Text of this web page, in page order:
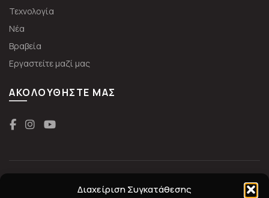
Διαχείριση Συγκατάθεσης
Τεχνολογία
Νέα
Βραβεία
Εργαστείτε μαζί μας
ΑΚΟΛΟΥΘΉΣΤΕ ΜΑΣ